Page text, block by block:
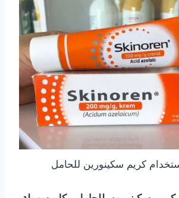
كريم سكينورين للحامل